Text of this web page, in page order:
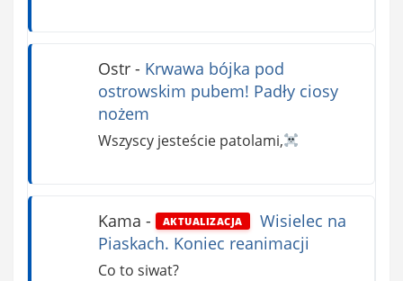
Ostr- Krwawa bójka pod
ostrowskim pubem! Padły ciosy
nożem
Wszyscy jesteście patolami,
Kama - AKTUALIZACJA
Wisielec na
Piaskach. Koniec reanimacji
Co to siwat?